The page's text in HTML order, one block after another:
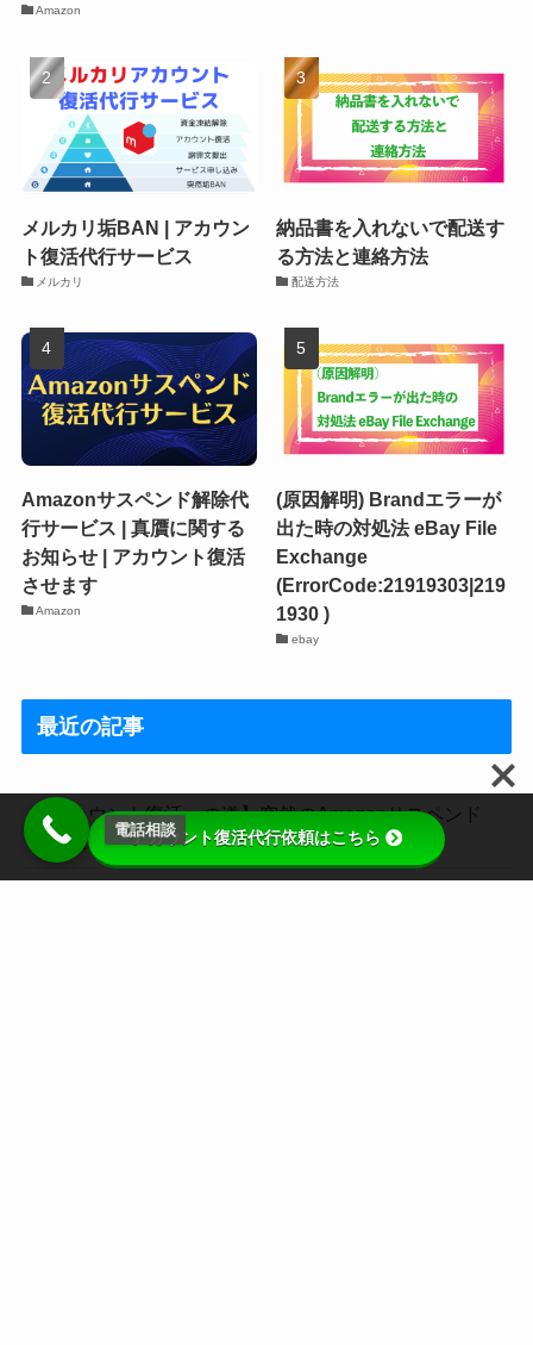
Amazon
メルカリ垢BAN | アカウン
ト復活代行サービス
メルカリ
納品書を入れないで配送す
る方法と連絡方法
配送方法
Amazonサスペンド解除代
行サービス | 真贋に関する
お知らせ | アカウント復活
させます
Amazon
(原因解明) Brandエラーが
出た時の対処法 eBay File
Exchange
(ErrorCode:21919303|219
1930 )
ebay
最近の記事
【アカウント復活への道】突然のAmazonサスペンド
あなたは一人じゃない！
電話相談
アカウント復活代行依頼はこちら